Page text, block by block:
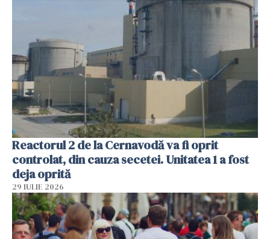
Reactorul 2 de la Cernavodă va fi oprit
controlat, din cauza secetei. Unitatea 1 a fost
deja oprită
29 IULIE 2026